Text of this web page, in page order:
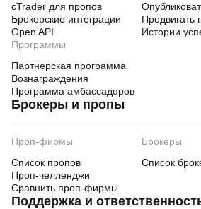
cTrader для пропов
Брокерские интеграции
Open API
Продвигать
Истории
Программы
Партнерская программа
Вознаграждения
Программа амбассадоров
Брокеры и пропы
Проп-фирмы
Список пропов
Проп-челленджи
Сравнить проп-фирмы
Брокеры
Список
Поддержка и